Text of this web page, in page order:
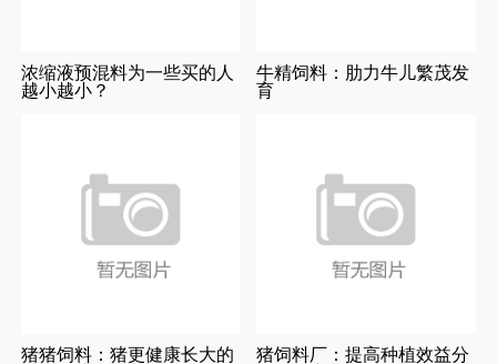
浓缩液预混料为一些买的人
越小越小？
牛精饲料：肋力牛儿繁茂发
育
猪猪饲料：猪更健康长大的 猪饲料厂：提高种植效益分